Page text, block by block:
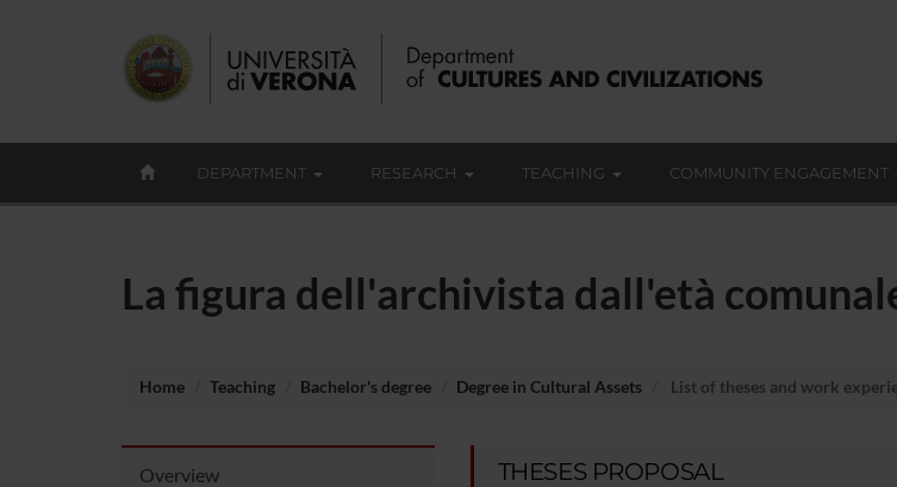
DEPARTMENT RESEARCH TEACHING COMMUNITY ENGAGEMENT
La figura dell'archivista dall'età
Home Teaching Bachelor's degree Degree in Cultural Assets List of theses and work
Overview
THESES PROPOSAL